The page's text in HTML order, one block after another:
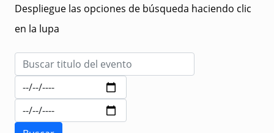
Despliegue las opciones de búsqueda haciendo clic
en la lupa